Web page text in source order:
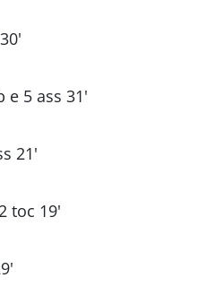
e 5 ass 31'
21'
toc 19'